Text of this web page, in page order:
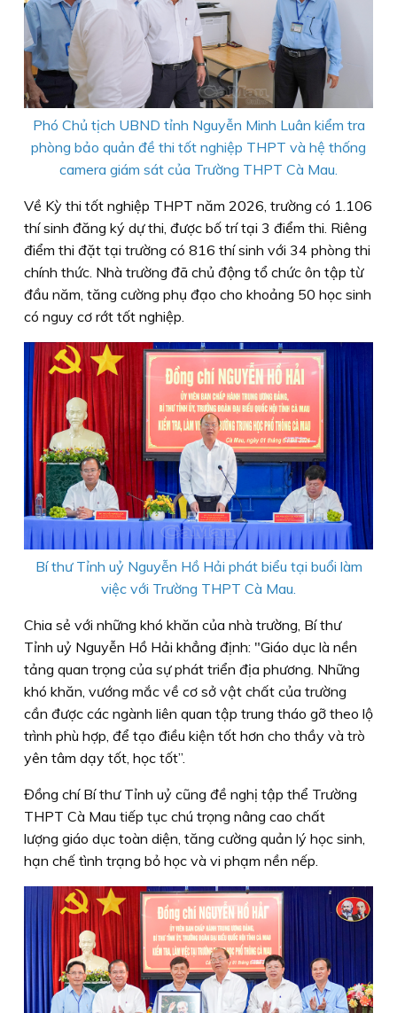
Phó Chủ tịch UBND tỉnh Nguyễn Minh Luân kiểm tra
phòng bảo quản đề thi tốt nghiệp THPT và hệ thống
camera giám sát của Trường THPT Cà Mau.
Về Kỳ thi tốt nghiệp THPT năm 2026, trường có 1.106
thí sinh đăng ký dự thi, được bố trí tại 3 điểm thi. Riêng
điểm thi đặt tại trường có 816 thí sinh với 34 phòng thi
chính thức. Nhà trường đã chủ động tổ chức ôn tập từ
đầu năm, tăng cường phụ đạo cho khoảng 50 học sinh
có nguy cơ rớt tốt nghiệp.
Bí thư Tỉnh uỷ Nguyễn Hồ Hải phát biểu tại buổi làm
việc với Trường THPT Cà Mau.
Chia sẻ với những khó khăn của nhà trường, Bí thư
Tỉnh uỷ Nguyễn Hồ Hải khẳng định: "Giáo dục là nền
tảng quan trọng của sự phát triển địa phương. Những
khó khăn, vướng mắc về cơ sở vật chất của trường
cần được các ngành liên quan tập trung tháo gỡ theo lộ
trình phù hợp, để tạo điều kiện tốt hơn cho thầy và trò
yên tâm dạy tốt, học tốt”.
Đồng chí Bí thư Tỉnh uỷ cũng đề nghị tập thể Trường
THPT Cà Mau tiếp tục chú trọng nâng cao chất
lượng giáo dục toàn diện, tăng cường quản lý học sinh,
hạn chế tình trạng bỏ học và vi phạm nền nếp.